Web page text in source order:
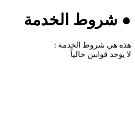
● شروط الخدمة
هذه هي شروط الخدمة :
لا يوجد قوانين حالياً